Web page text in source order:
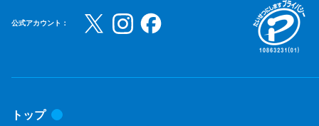
公式アカウント：
トップ